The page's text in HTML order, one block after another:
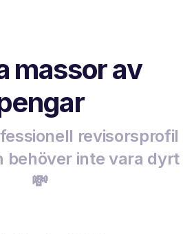
massor av
revisorsprofil
behöver inte vara dyrt
💸